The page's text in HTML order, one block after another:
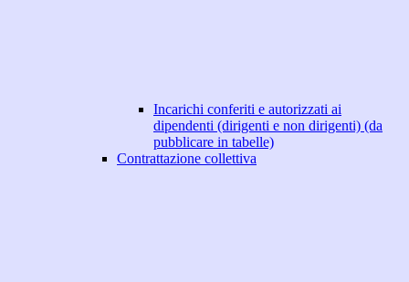
Incarichi conferiti e autorizzati ai
dipendenti (dirigenti e non dirigenti) (da
pubblicare in tabelle)
Contrattazione collettiva